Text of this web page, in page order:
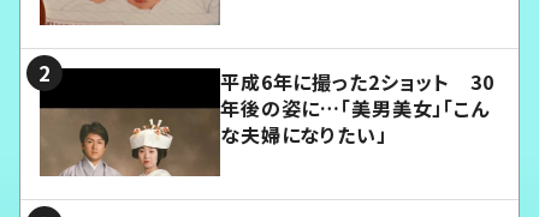
平成6年に撮った2ショット 30
年後の姿に…「美男美女」「こん
な夫婦になりたい」